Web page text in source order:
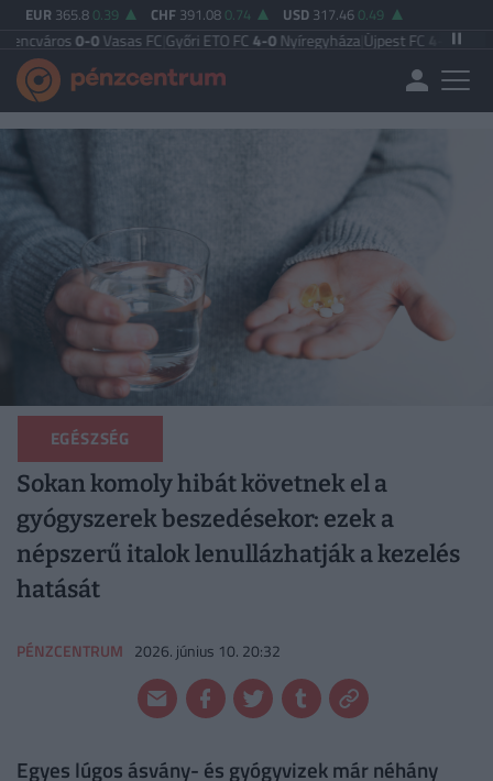
EUR 365.8 0.39 CHF 391.08 0.74 USD 317.46 0.49
0Vasas FC|Győri ETO FC4-0Nyíregyháza Újpest FC4-2Debreceni VSC
EGÉSZSÉG
Sokan komoly hibát követnek el a
gyógyszerek beszedésekor: ezek a
népszerű italok lenullázhatják a kezelés
hatását
PÉNZCENTRUM 2026. június 10. 20:32
Egyes lúgos ásvány- és gyógyvizek már néhány